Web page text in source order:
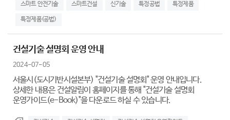
스마트 안전기술 스마트건설 신기술 특정공법 특정제품
특정제품(공법)
건설기술 설명회 운영 안내
2024-07-05
서울시(도시기반시설본부) "건설기술 설명회" 운영 안내입니다.
상세한 내용은 건설알림이 홈페이지를 통해 "건설기술 설명회
운영가이드(e-Book)"을 다운로드 하실 수 있습니다.